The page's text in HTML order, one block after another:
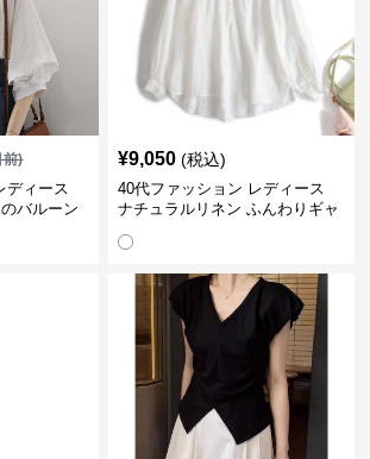
前)
ディース
バルーン
¥9,050 (税込)
40代ファッション レディース
ナチュラルリネン ふんわりギャ